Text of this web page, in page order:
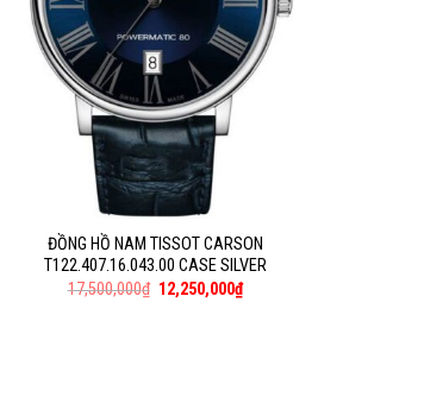
ĐỒNG HỒ NAM TISSOT CARSON
T122.407.16.043.00 CASE SILVER
17,500,000₫ 12,250,000₫